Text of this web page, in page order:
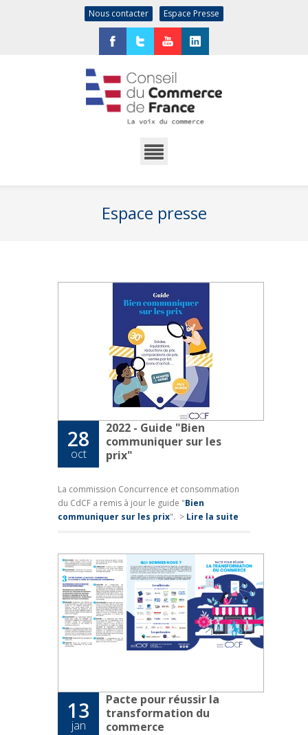
Nous contacter Espace Presse
Espace presse
28
oct
2022 - Guide "Bien
communiquer sur les
prix"
La commission Concurrence et consommation
du CdCF a remis à jour le guide "Bien
communiquer sur les prix". > Lire la suite
13
jan
Pacte pour réussir la
transformation du
commerce